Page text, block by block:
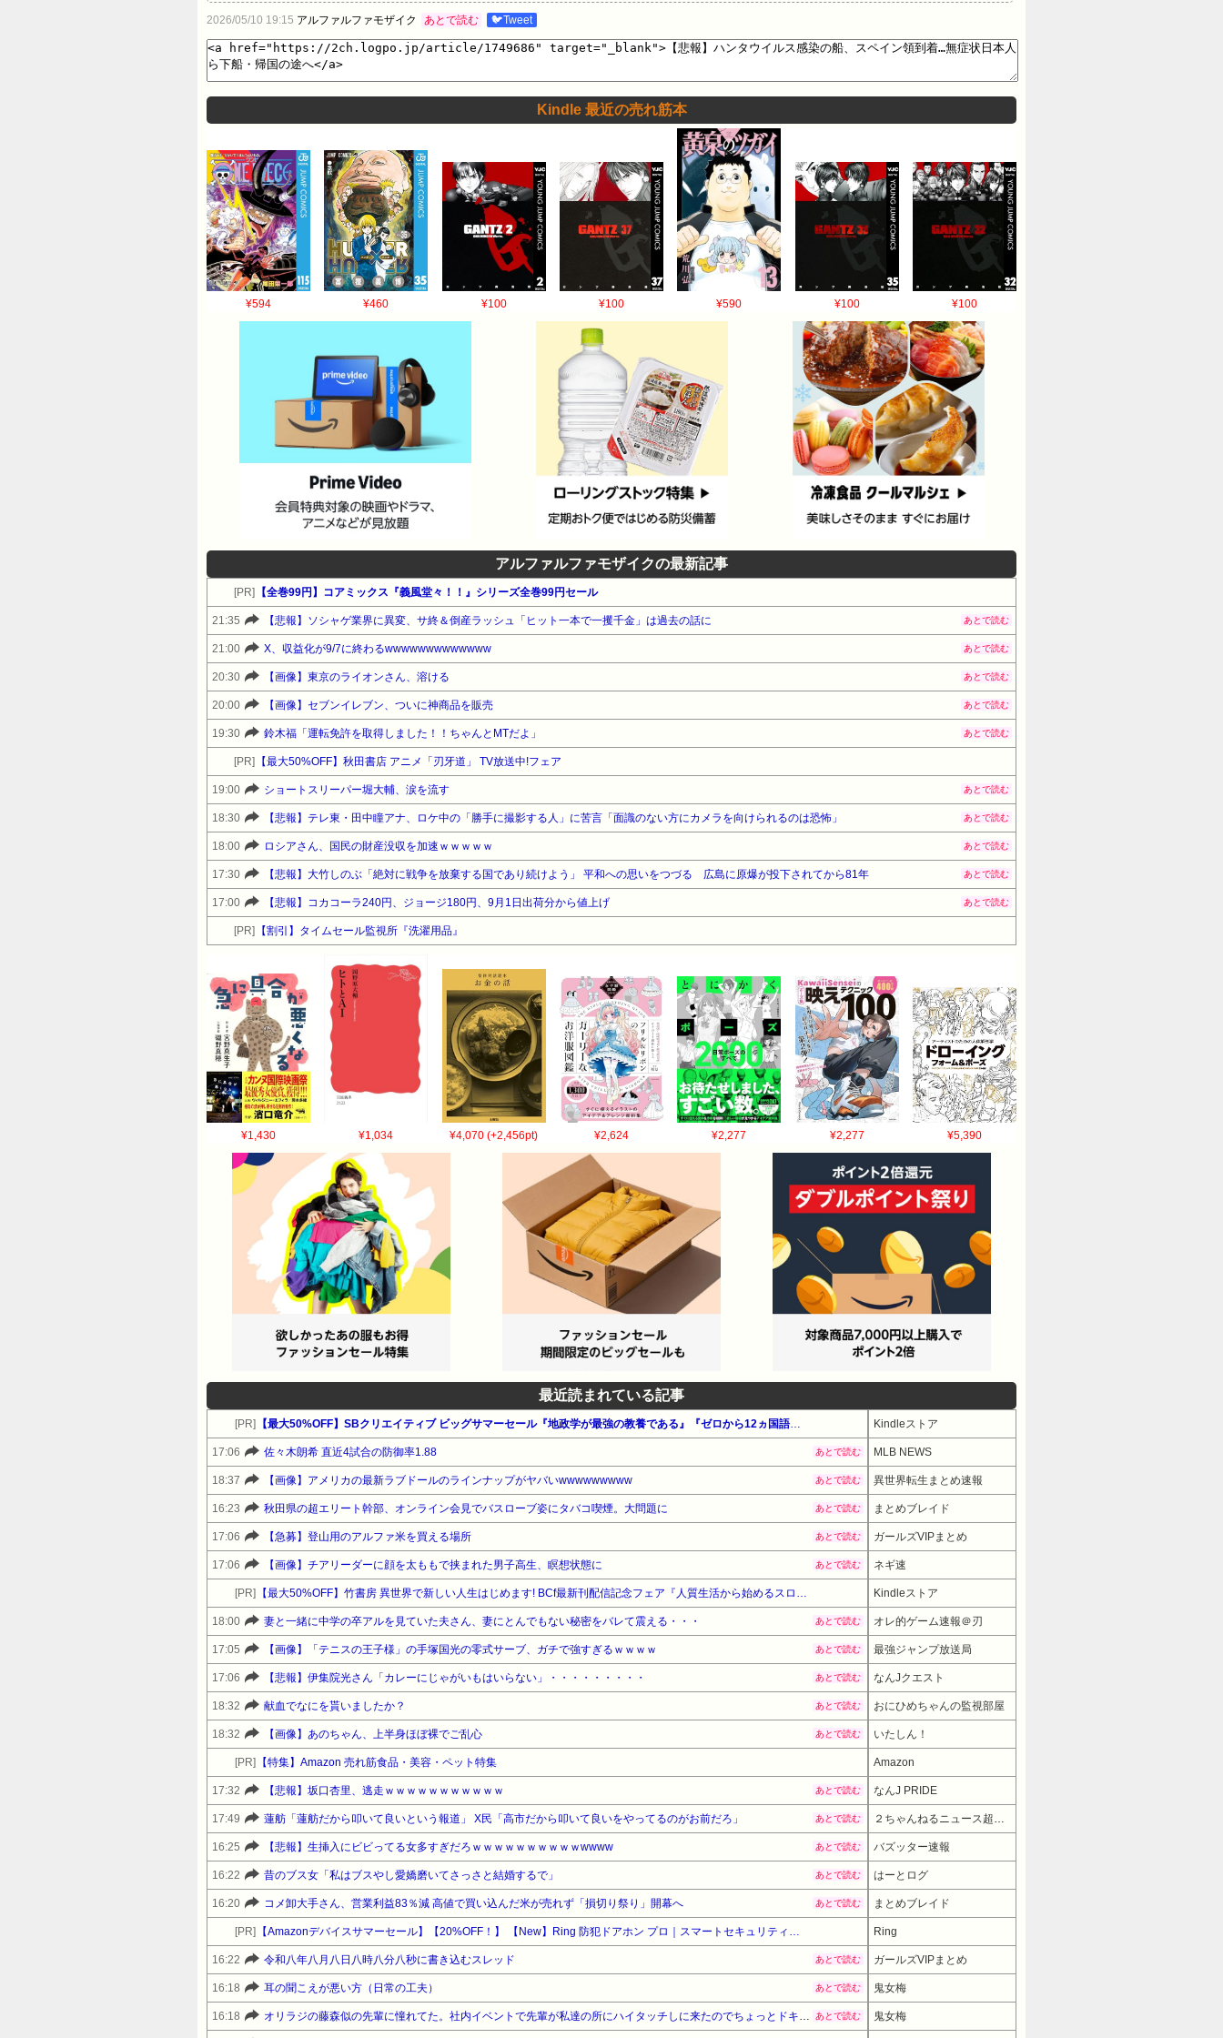
ルス、アルゼンチンで感染例42件に拡大 【悲報】“能登で獲れすぎた蟹”の蟹ラーメン、まさかの中国産冷凍蟹ダンボールが映り込んでし
「パパ、たたかいごっこしよ」って現れた娘の殺意が高すぎるｗｗｗ…
2026/05/10 19:15 アルファルファモザイク あとで読む 🐦Tweet
Kindle 最近の売れ筋本
¥594 ¥460 ¥100 ¥100 ¥590 ¥100 ¥100
アルファルファモザイクの最新記事
[PR] 【全巻99円】コアミックス『義風堂々！！』シリーズ全巻99円セール
21:35 【悲報】ソシャゲ業界に異変、サ終＆倒産ラッシュ「ヒット一本で一攫千金」は過去の話に あとで読む
21:00 X、収益化が9/7に終わるwwwwwwwwwwwww あとで読む
20:30 【画像】東京のライオンさん、溶ける あとで読む
20:00 【画像】セブンイレブン、ついに神商品を販売 あとで読む
19:30 鈴木福「運転免許を取得しました！！ちゃんとMTだよ」 あとで読む
[PR] 【最大50%OFF】秋田書店 アニメ「刃牙道」 TV放送中!フェア
19:00 ショートスリーパー堀大輔、涙を流す あとで読む
18:30 【悲報】テレ東・田中瞳アナ、ロケ中の「勝手に撮影する人」に苦言「面識のない方にカメラを向けられるのは恐怖」 あとで読む
18:00 ロシアさん、国民の財産没収を加速ｗｗｗｗｗ あとで読む
17:30 【悲報】大竹しのぶ「絶対に戦争を放棄する国であり続けよう」 平和への思いをつづる 広島に原爆が投下されてから81年 あとで読む
17:00 【悲報】コカコーラ240円、ジョージ180円、9月1日出荷分から値上げ あとで読む
[PR] 【割引】タイムセール監視所『洗濯用品』
¥1,430 ¥1,034 ¥4,070 (+2,456pt) ¥2,624 ¥2,277 ¥2,277 ¥5,390
最近読まれている記事
[PR] 【最大50%OFF】SBクリエイティブ ビッグサマーセール『地政学が最強の教養である』『ゼロから12ヵ国語マスターした私の最強の外国語習得法』『１分で話せ』他 Kindleストア
17:06 佐々木朗希 直近4試合の防御率1.88 あとで読む MLB NEWS
18:37 【画像】アメリカの最新ラブドールのラインナップがヤバいwwwwwwwww あとで読む 異世界転生まとめ速報
16:23 秋田県の超エリート幹部、オンライン会見でバスローブ姿にタバコ喫煙。大問題に あとで読む まとめブレイド
17:06 【急募】登山用のアルファ米を買える場所 あとで読む ガールズVIPまとめ
17:06 【画像】チアリーダーに顔を太ももで挟まれた男子高生、瞑想状態に あとで読む ネギ速
[PR] Kindleストア
18:00 妻と一緒に中学の卒アルを見ていた夫さん、妻にとんでもない秘密をバレて震える・・・ あとで読む オレ的ゲーム速報＠刃
17:05 【画像】「テニスの王子様」の手塚国光の零式サーブ、ガチで強すぎるｗｗｗｗ あとで読む 最強ジャンプ放送局
17:06 【悲報】伊集院光さん「カレーにじゃがいもはいらない」・・・・・・・・・ あとで読む なんJクエスト
18:32 献血でなにを貰いましたか？ あとで読む おにひめちゃんの監視部屋
18:32 【画像】あのちゃん、上半身ほぼ裸でご乱心 あとで読む いたしん！
[PR] 【特集】Amazon 売れ筋食品・美容・ペット特集 Amazon
17:32 【悲報】坂口杏里、逃走ｗｗｗｗｗｗｗｗｗｗｗ あとで読む なんJ PRIDE
17:49 蓮舫「蓮舫だから叩いて良いという報道」 X民「高市だから叩いて良いをやってるのがお前だろ」 あとで読む
16:25 【悲報】生挿入にビビってる女多すぎだろｗｗｗｗｗｗｗｗｗｗwwww あとで読む バズッター速報
16:22 昔のブス女「私はブスやし愛嬌磨いてさっさと結婚するで」 あとで読む はーとログ
16:20 コメ卸大手さん、営業利益83％減 高値で買い込んだ米が売れず「損切り祭り」開幕へ あとで読む まとめブレイド
[PR] Ring
16:22 令和八年八月八日八時八分八秒に書き込むスレッド あとで読む ガールズVIPまとめ
16:18 耳の聞こえが悪い方（日常の工夫） あとで読む 鬼女梅
16:18 あとで読む 鬼女梅